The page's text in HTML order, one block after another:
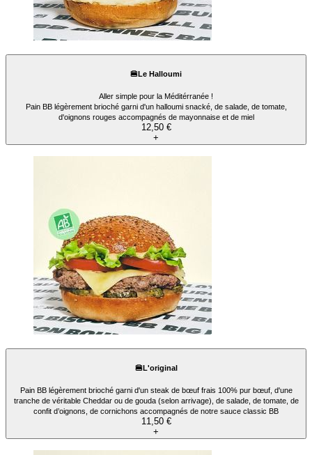
🍔Le Halloumi
Aller simple pour la Méditérranée !
Pain BB légèrement brioché garni d'un halloumi snacké, de salade, de tomate,
d'oignons rouges accompagnés de mayonnaise et de miel
12,50 €
+
🍔L'original
Pain BB légèrement brioché garni d'un steak de bœuf frais 100% pur bœuf, d'une
tranche de véritable Cheddar ou de gouda (selon arrivage), de salade, de tomate, de
confit d’oignons, de cornichons accompagnés de notre sauce classic BB
11,50 €
+